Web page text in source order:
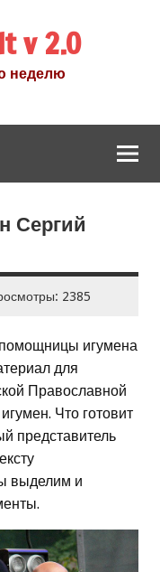
v 2.0
неделю
Сергий
2385
игумена
для
Православной
Что готовит
представитель
выделим и